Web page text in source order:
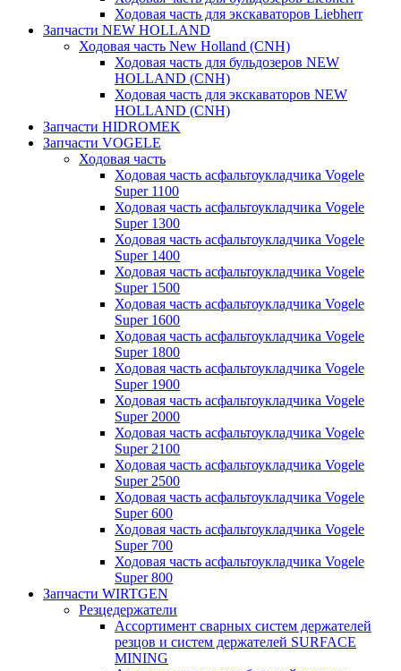
Ходовая часть для экскаваторов Liebherr
Запчасти NEW HOLLAND
Ходовая часть New Holland (CNH)
Ходовая часть для бульдозеров NEW
HOLLAND (CNH)
Ходовая часть для экскаваторов NEW
HOLLAND (CNH)
Запчасти HIDROMEK
Запчасти VOGELE
Ходовая часть
Ходовая часть асфальтоукладчика Vogele
Super 1100
Ходовая часть асфальтоукладчика Vogele
Super 1300
Ходовая часть асфальтоукладчика Vogele
Super 1400
Ходовая часть асфальтоукладчика Vogele
Super 1500
Ходовая часть асфальтоукладчика Vogele
Super 1600
Ходовая часть асфальтоукладчика Vogele
Super 1800
Ходовая часть асфальтоукладчика Vogele
Super 1900
Ходовая часть асфальтоукладчика Vogele
Super 2000
Ходовая часть асфальтоукладчика Vogele
Super 2100
Ходовая часть асфальтоукладчика Vogele
Super 2500
Ходовая часть асфальтоукладчика Vogele
Super 600
Ходовая часть асфальтоукладчика Vogele
Super 700
Ходовая часть асфальтоукладчика Vogele
Super 800
Запчасти WIRTGEN
Резцедержатели
Ассортимент сварных систем держателей
резцов и систем держателей SURFACE
MINING